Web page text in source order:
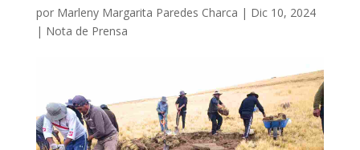
por Marleny Margarita Paredes Charca | Dic 10, 2024
| Nota de Prensa